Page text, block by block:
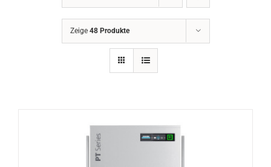
Zeige 48 Produkte